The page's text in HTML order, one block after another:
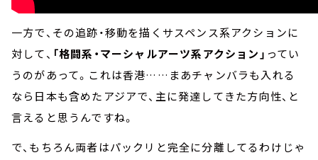
一方で、その追跡・移動を描くサスペンス系アクションに
対して、 「格闘系・マーシャルアーツ系アクション」 ってい
うのがあって。これは香港……まあチャンバラも入れる
なら日本も含めたアジアで、主に発達してきた方向性、と
言えると思うんですね。
で、もちろん両者はパックリと完全に分離してるわけじゃ